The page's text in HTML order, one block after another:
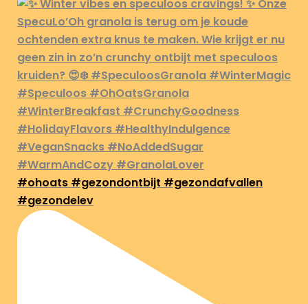
#ohoats #gezondontbijt #gezondafvallen
#gezondelev